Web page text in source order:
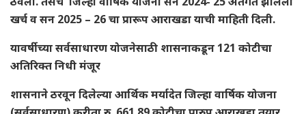
खर्च व सन 2025 – 26 चा प्रारूप आराखडा याची माहिती दिली.
यावर्षीच्या सर्वसाधारण योजनेसाठी शासनाकडून 121 कोटीचा
अतिरिक्त निधी मंजूर
शासनाने ठरवून दिलेल्या आर्थिक मर्यादेत जिल्हा वार्षिक योजना